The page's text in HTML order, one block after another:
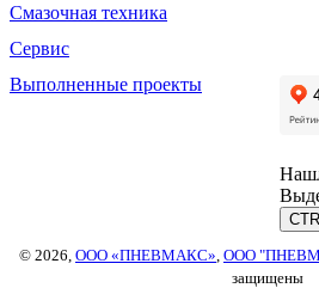
Смазочная техника
Сервис
Выполненные проекты
CTRL
© 2026, ООО «ПНЕВМАКС» ООО
защищены